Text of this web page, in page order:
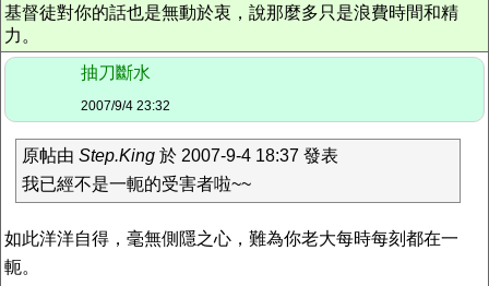
基督徒對你的話也是無動於衷，說那麼多只是浪費時間和精
力。
抽刀斷水
2007/9/4 23:32
原帖由 Step.King 於 2007-9-4 18:37 發表
我已經不是一軛的受害者啦~~
如此洋洋自得，毫無側隱之心，難為你老大每時每刻都在一
軛。